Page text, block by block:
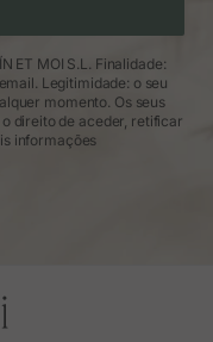
ET MOI S.L. Finalidade:
Legitimidade: o seu
momento. Os seus
direito de aceder, retificar
informações